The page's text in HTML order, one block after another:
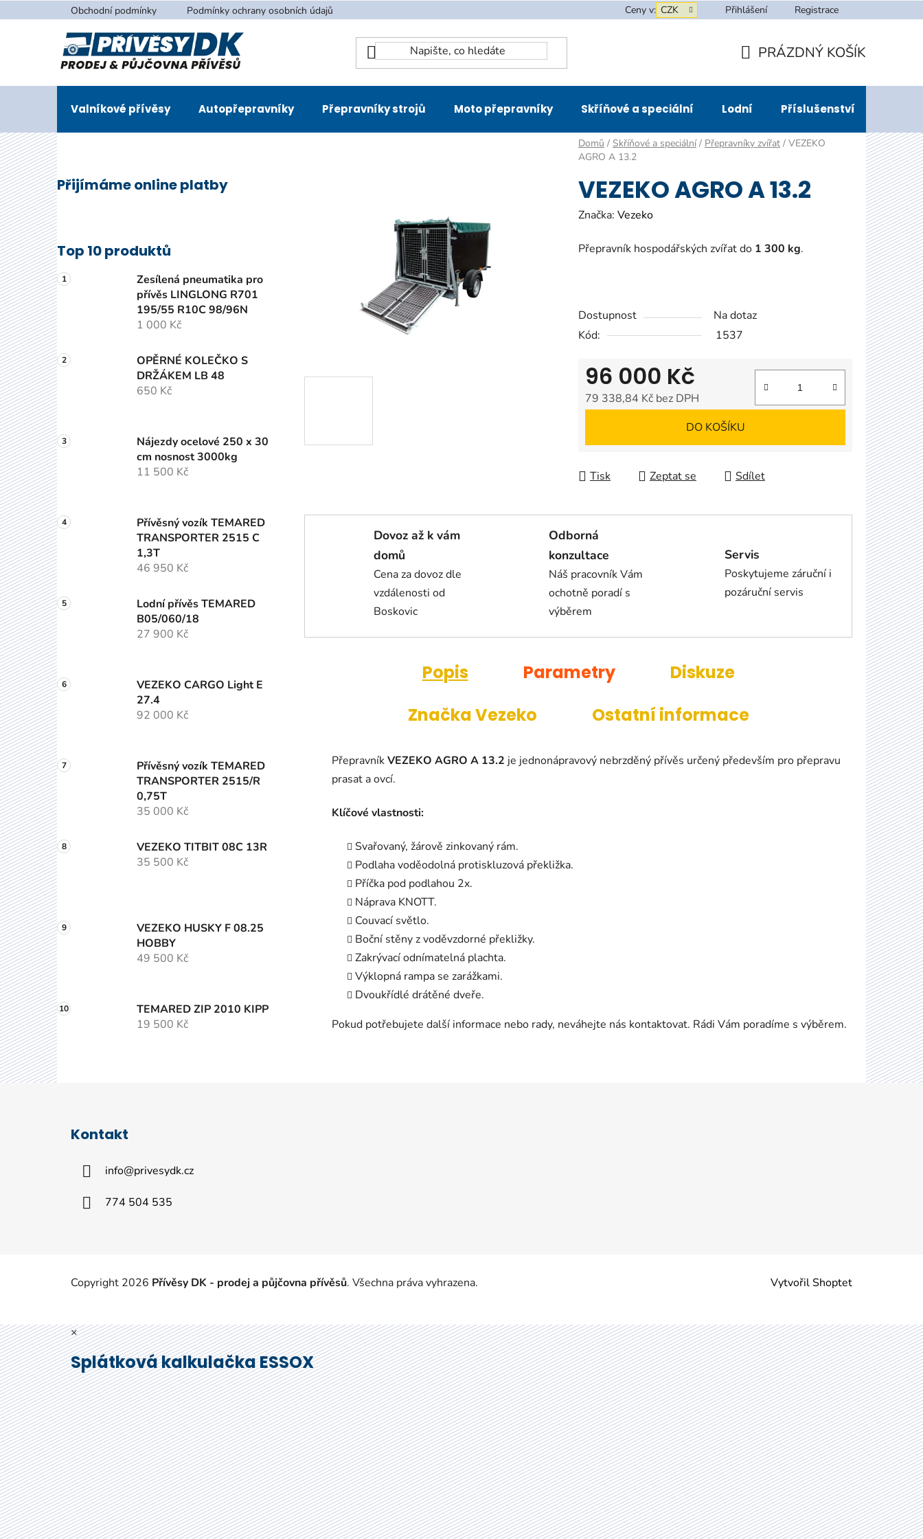
na
Obchodní podmínky Podmínky ochrany osobních údajů Ceny v: CZK Přihlášení Registrace
KOŠÍK
PRÁZDNÝ KOŠÍK
Valníkové přívěsy Autopřepravníky Přepravníky strojů Moto přepravníky Skříňové a speciální Lodní Příslušenství
Domů / Skříňové a speciální / Přepravníky zvířat / VEZEKO
AGRO A 13.2
P
o
s
t
r
a
n
n
í
p
a
n
e
l
Přijímáme online platby
Top 10 produktů
Zesílená pneumatika pro
přívěs LINGLONG R701
195/55 R10C 98/96N
1 000 Kč
OPĚRNÉ KOLEČKO S
DRŽÁKEM LB 48
650 Kč
Nájezdy ocelové 250 x 30
cm nosnost 3000kg
11 500 Kč
Přívěsný vozík TEMARED
TRANSPORTER 2515 C
1,3T
46 950 Kč
Lodní přívěs TEMARED
B05/060/18
27 900 Kč
VEZEKO CARGO Light E
27.4
92 000 Kč
Přívěsný vozík TEMARED
TRANSPORTER 2515/R
0,75T
35 000 Kč
VEZEKO TITBIT 08C 13R
35 500 Kč
VEZEKO HUSKY F 08.25
HOBBY
49 500 Kč
TEMARED ZIP 2010 KIPP
19 500 Kč
VEZEKO AGRO A 13.2
Značka: Vezeko
Přepravník hospodářských zvířat do 1 300 kg.
Dostupnost
Na dotaz
Kód:
1537
96 000 Kč
79 338,84 Kč bez DPH
DO KOŠÍKU
Tisk Zeptat se Sdílet
Dovoz až k vám
domů
Cena za dovoz dle
vzdálenosti od
Boskovic
Odborná
konzultace
Náš pracovník Vám
ochotně poradí s
výběrem
Servis
Poskytujeme záruční i
pozáruční servis
Popis Parametry
Diskuze
ZnačkaVezeko Ostatní informace
PřepravníkVEZEKO AGRO A 13.2 je jednonápravový nebrzděný přívěs určený především pro přepravu
prasat a ovcí.
Klíčové vlastnosti:
Svařovaný, žárově zinkovaný rám.
Podlaha voděodolná protiskluzová překližka.
Příčka pod podlahou 2x.
Náprava KNOTT.
Couvací světlo.
Boční stěny z voděvzdorné překližky.
Zakrývací odnímatelná plachta.
Výklopná rampa se zarážkami.
Dvoukřídlé drátěné dveře.
Pokud potřebujete další informace nebo rady, neváhejte nás kontaktovat. Rádi Vám poradíme s výběrem.
Kontakt
info@privesydk.cz
774 504 535
Vytvořil Shoptet
Copyright 2026 Přívěsy DK - prodej a půjčovna přívěsů. Všechna práva vyhrazena.
×
Splátková kalkulačka ESSOX